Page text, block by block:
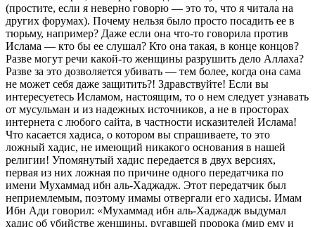
(простите, если я неверно говорю — это то, что я читала на
других форумах). Почему нельзя было просто посадить ее в
тюрьму, например? Даже если она что-то говорила против
Ислама — кто бы ее слушал? Кто она такая, в конце концов?
Разве могут речи какой-то женщины разрушить дело Аллаха?
Разве за это дозволяется убивать — тем более, когда она сама
не может себя даже защитить?! Здравствуйте! Если вы
интересуетесь Исламом, настоящим, то о нем следует узнавать
от мусульман и из надежных источников, а не в просторах
интернета с любого сайта, в частности исказителей Ислама!
Что касается хадиса, о котором вы спрашиваете, то это
ложный хадис, не имеющий никакого основания в нашей
религии! Упомянутый хадис передается в двух версиях,
первая из них ложная по причине одного передатчика по
имени Мухаммад ибн аль-Хаджадж. Этот передатчик был
неприемлемым, поэтому имамы отвергали его хадисы. Имам
Ибн Ади говорил: «Мухаммад ибн аль-Хаджадж выдумал
хадис об убийстве женщины, ругавшей пророка (мир ему и